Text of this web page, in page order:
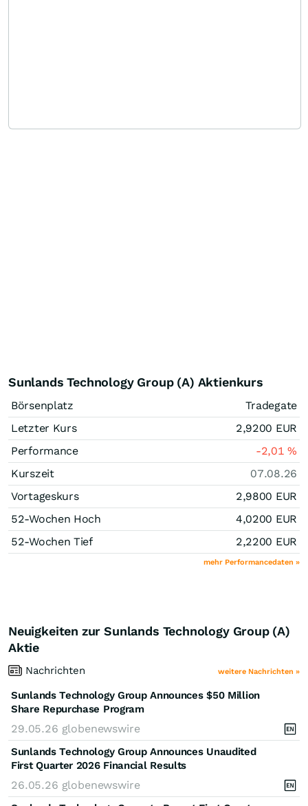
Sunlands Technology Group (A) Aktienkurs
Börsenplatz
Tradegate
Letzter Kurs
2,9200 EUR
Performance
-2,01%
Kurszeit
07.08.26
Vortageskurs
2,9800 EUR
52-Wochen Hoch
4,0200 EUR
52-Wochen Tief
2,2200 EUR
mehr Performancedaten »
Neuigkeiten zur Sunlands Technology Group (A)
Aktie
Nachrichten weitere Nachrichten »
Sunlands Technology Group Announces $50 Million
Share Repurchase Program
29.05.26 globenewswire
Sunlands Technology Group Announces Unaudited
First Quarter 2026 Financial Results
26.05.26 globenewswire